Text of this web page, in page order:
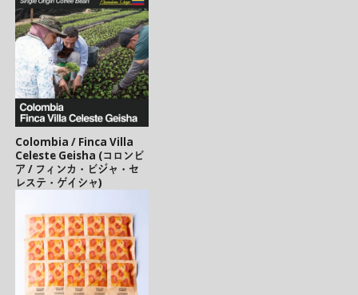
Colombia / Finca Villa
Celeste Geisha (コロンビ
ア / フィンカ・ビジャ・セ
レステ・ゲイシャ)